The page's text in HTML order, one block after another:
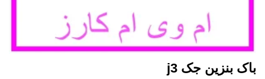
باک بنزین جک j3